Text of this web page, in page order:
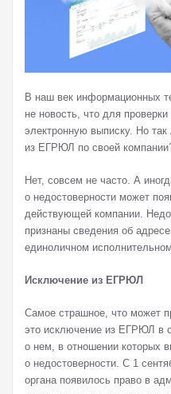
В наш век информационных
не новость, что для проверки
электронную выписку. Но
из ЕГРЮЛ по своей
Нет, совсем не часто. А
о недостоверности может
действующей компании.
признаны сведения об
единоличном
Исключение из ЕГРЮЛ
Самое страшное, что может
это исключение из ЕГРЮЛ в
о нем, в отношении которых
о недостоверности. С 1
органа появилось право в